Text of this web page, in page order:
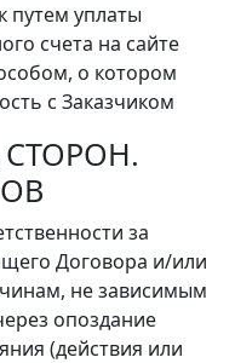
путем уплаты
счета на сайте
о котором
с Заказчиком
за
Договора и/или
не зависимым
опоздание
(действия или